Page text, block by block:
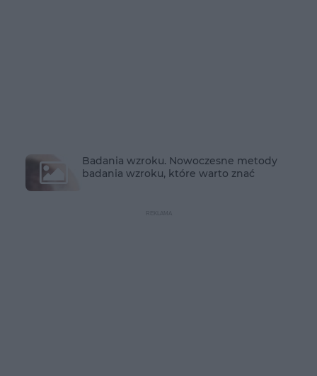
Badania wzroku. Nowoczesne metody
badania wzroku, które warto znać